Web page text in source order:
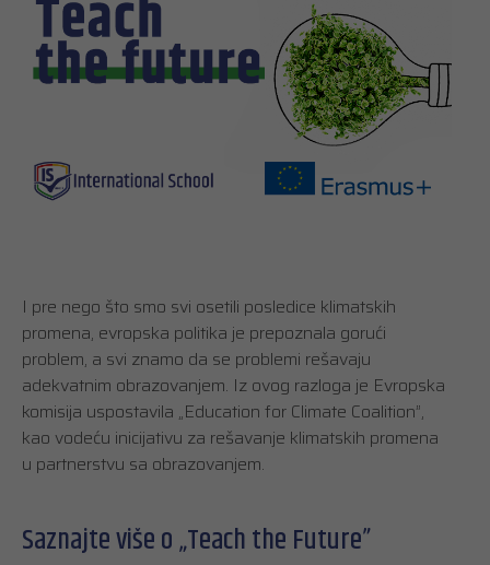
I pre nego što smo svi osetili posledice klimatskih
promena, evropska politika je prepoznala gorući
problem, a svi znamo da se problemi rešavaju
adekvatnim obrazovanjem. Iz ovog razloga je Evropska
komisija uspostavila „Education for Climate Coalition”,
kao vodeću inicijativu za rešavanje klimatskih promena
u partnerstvu sa obrazovanjem.
Saznajte više o „Teach the Future”